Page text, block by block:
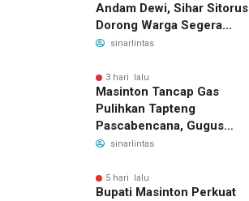
Andam Dewi, Sihar Sitorus
Dorong Warga Segera
Daftar BPJS Kesehatan
sinarlintas
3 hari lalu
Masinton Tancap Gas
Pulihkan Tapteng
Pascabencana, Gugus
Tugas SAHATA SAOLOAN
Ancaman Banjir
sinarlintas
5 hari lalu
Bupati Masinton Perkuat